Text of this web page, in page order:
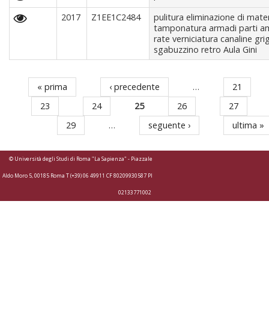
2017
Z1EE1C2484
pulitura eliminazione di
tamponatura armadi parti
rate verniciatura canaline
sgabuzzino retro Aula Gini
Pagine
« prima ‹ precedente …
21
23
24 25 26
27
29
… seguente › ultima »
© Università degli Studi di Roma "La Sapienza" - Piazzale
Aldo Moro 5, 00185 Roma T (+39) 06 49911 CF 80209930587 PI
02133771002